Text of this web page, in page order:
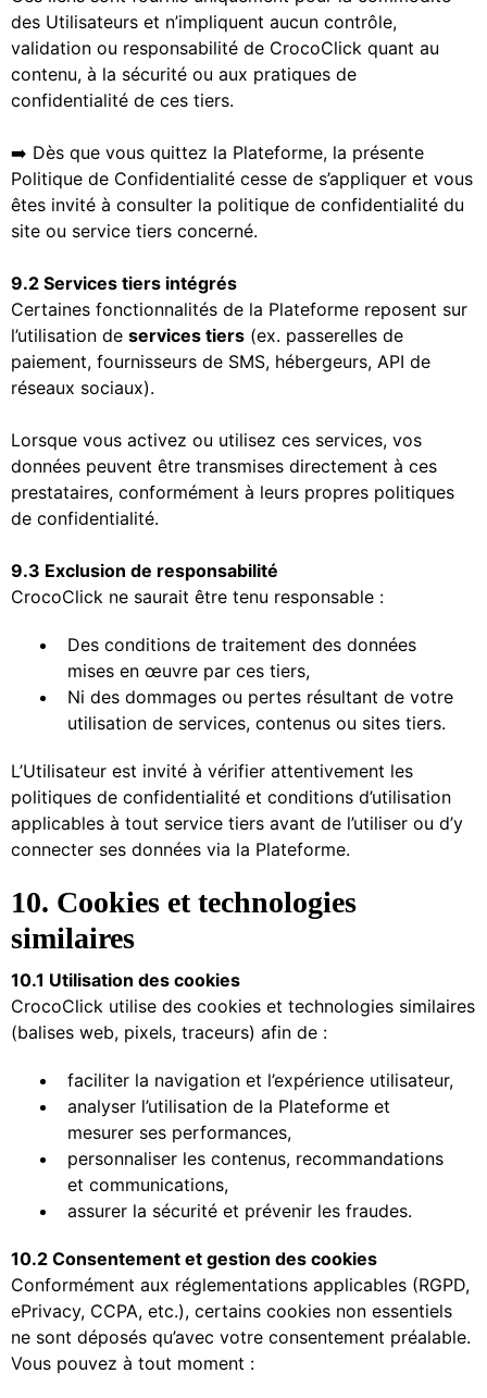
des Utilisateurs et n’impliquent aucun contrôle,
validation ou responsabilité de CrocoClick quant au
contenu, à la sécurité ou aux pratiques de
confidentialité de ces tiers.
➡️ Dès que vous quittez la Plateforme, la présente
Politique de Confidentialité cesse de s’appliquer et vous
êtes invité à consulter la politique de confidentialité du
site ou service tiers concerné.
9.2 Services tiers intégrés
Certaines fonctionnalités de la Plateforme reposent sur
l’utilisation de services tiers (ex. passerelles de
paiement, fournisseurs de SMS, hébergeurs, API de
réseaux sociaux).
Lorsque vous activez ou utilisez ces services, vos
données peuvent être transmises directement à ces
prestataires, conformément à leurs propres politiques
de confidentialité.
9.3 Exclusion de responsabilité
CrocoClick ne saurait être tenu responsable :
Des conditions de traitement des données
mises en œuvre par ces tiers,
Ni des dommages ou pertes résultant de votre
utilisation de services, contenus ou sites tiers.
L’Utilisateur est invité à vérifier attentivement les
politiques de confidentialité et conditions d’utilisation
applicables à tout service tiers avant de l’utiliser ou d’y
connecter ses données via la Plateforme.
10. Cookies et technologies
similaires
10.1 Utilisation des cookies
CrocoClick utilise des cookies et technologies similaires
(balises web, pixels, traceurs) afin de :
faciliter la navigation et l’expérience utilisateur,
analyser l’utilisation de la Plateforme et
mesurer ses performances,
personnaliser les contenus, recommandations
et communications,
assurer la sécurité et prévenir les fraudes.
10.2 Consentement et gestion des cookies
Conformément aux réglementations applicables (RGPD,
ePrivacy, CCPA, etc.), certains cookies non essentiels
ne sont déposés qu’avec votre consentement préalable.
Vous pouvez à tout moment :